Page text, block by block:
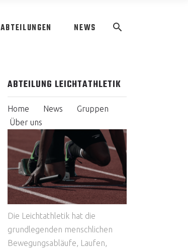
ABTEILUNGEN NEWS
ABTEILUNG LEICHTATHLETIK
Home News
Gruppen
Über uns
Die Leichtathletik hat die
grundlegenden menschlichen
Bewegungsabläufe, Laufen,